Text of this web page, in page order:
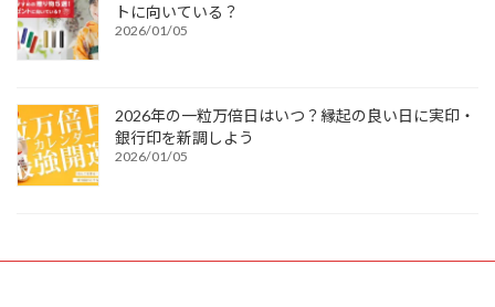
トに向いている？
2026/01/05
2026年の一粒万倍日はいつ？縁起の良い日に実印・
銀行印を新調しよう
2026/01/05